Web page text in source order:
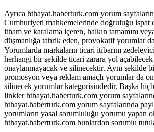
Ayrıca hthayat.haberturk.com yorum
Cumhuriyeti mahkemelerinde doğruluğu ispat
itham ve karalama içeren, halkın tamamını
düşmanlığa tahrik eden, provokatif yorumlar
Yorumlarda markaların ticari itibarını
herhangi bir şekilde ticari zarara yol
onaylanmayacak ve silinecektir. Aynı şekilde
promosyon veya reklam amaçlı yorumlar da
silinecek yorumlar kategorisindedir. Başka
linkler hthayat.haberturk.com yorum
hthayat.haberturk.com yorum sayfalarında
yorumların yasal sorumluluğu yorumu yapan
hthayat.haberturk.com bunlardan sorumlu